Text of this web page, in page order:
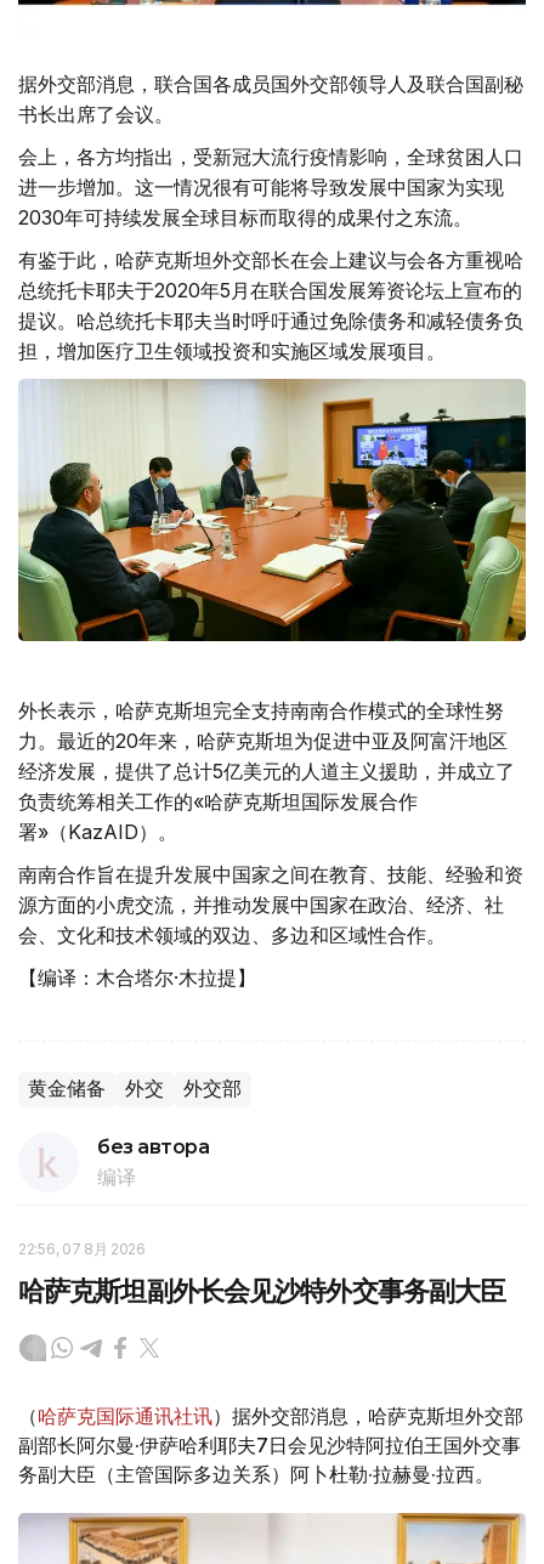
据外交部消息，联合国各成员国外交部领导人及联合国副秘
书长出席了会议。
会上，各方均指出，受新冠大流行疫情影响，全球贫困人口
进一步增加。这一情况很有可能将导致发展中国家为实现
2030年可持续发展全球目标而取得的成果付之东流。
有鉴于此，哈萨克斯坦外交部长在会上建议与会各方重视哈
总统托卡耶夫于2020年5月在联合国发展筹资论坛上宣布的
提议。哈总统托卡耶夫当时呼吁通过免除债务和减轻债务负
担，增加医疗卫生领域投资和实施区域发展项目。
外长表示，哈萨克斯坦完全支持南南合作模式的全球性努
力。最近的20年来，哈萨克斯坦为促进中亚及阿富汗地区
经济发展，提供了总计5亿美元的人道主义援助，并成立了
负责统筹相关工作的«哈萨克斯坦国际发展合作
署»（KazAID）。
南南合作旨在提升发展中国家之间在教育、技能、经验和资
源方面的小虎交流，并推动发展中国家在政治、经济、社
会、文化和技术领域的双边、多边和区域性合作。
【编译：木合塔尔·木拉提】
黄金储备 外交 外交部
без автора
编译
22:56, 07 8月 2026
哈萨克斯坦副外长会见沙特外交事务副大臣
（哈萨克国际通讯社讯）据外交部消息，哈萨克斯坦外交部
副部长阿尔曼·伊萨哈利耶夫7日会见沙特阿拉伯王国外交事
务副大臣（主管国际多边关系）阿卜杜勒·拉赫曼·拉西。